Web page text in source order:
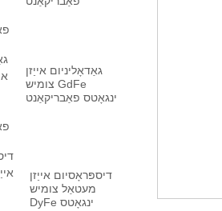
גאַדאָליניום אייַזן
צומיש GdFe
ינגאָטס פאַבריקאַנט
דיספּראָסיום אייַזן
מעטאַל צומיש
DyFe ינגאָטס